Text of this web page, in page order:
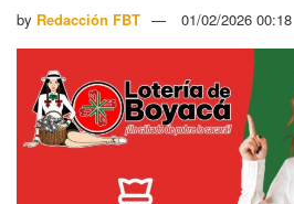
by Redacción FBT 01/02/2026 00:18